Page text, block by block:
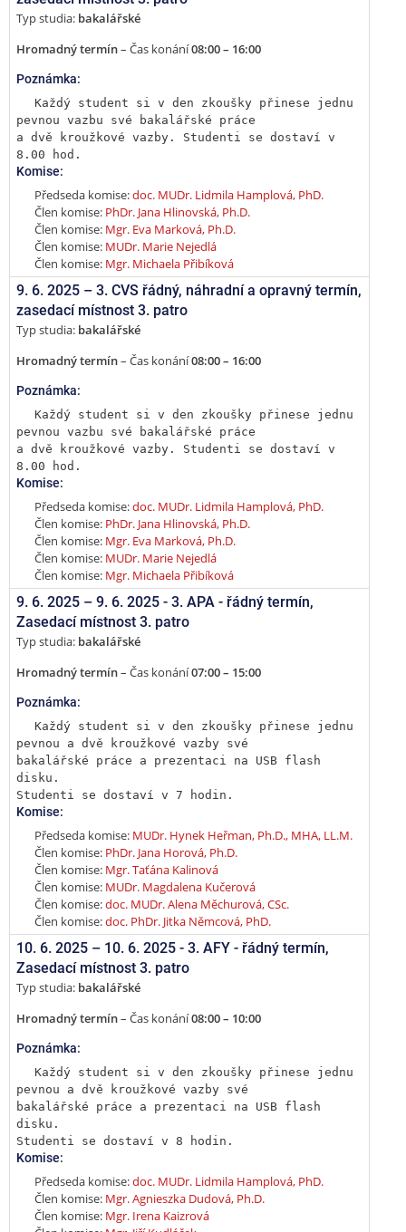
Typ studia: bakalářské
Hromadný termín– Čas konání08:00 – 16:00
Poznámka:
Každý student si v den zkoušky přinese jednu
pevnou vazbu své bakalářské práce
a dvě kroužkové vazby. Studenti se dostaví v
8.00 hod.
Komise:
Předseda komise:doc. MUDr. Lidmila Hamplová, PhD.
Člen komise: PhDr. Jana Hlinovská, Ph.D.
Člen komise: Mgr. Eva Marková, Ph.D.
Člen komise: MUDr. Marie Nejedlá
Člen komise: Mgr. Michaela Přibíková
9. 6. 2025 – 3. CVS řádný, náhradní a opravný termín,
zasedací místnost 3. patro
Typ studia: bakalářské
Hromadný termín– Čas konání08:00 – 16:00
Poznámka:
Každý student si v den zkoušky přinese jednu
pevnou vazbu své bakalářské práce
a dvě kroužkové vazby. Studenti se dostaví v
8.00 hod.
Komise:
Předseda komise:doc. MUDr. Lidmila Hamplová, PhD.
Člen komise: PhDr. Jana Hlinovská, Ph.D.
Člen komise: Mgr. Eva Marková, Ph.D.
Člen komise: MUDr. Marie Nejedlá
Člen komise: Mgr. Michaela Přibíková
9. 6. 2025 – 9. 6. 2025 - 3. APA - řádný termín,
Zasedací místnost 3. patro
Typ studia: bakalářské
Hromadný termín– Čas konání07:00 – 15:00
Poznámka:
Každý student si v den zkoušky přinese jednu
pevnou a dvě kroužkové vazby své
bakalářské práce a prezentaci na USB flash
disku.
Studenti se dostaví v 7 hodin.
Komise:
Předseda komise: MUDr. Hynek Heřman, Ph.D., MHA, LL.M.
Člen komise: PhDr. Jana Horová, Ph.D.
Člen komise: Mgr. Taťána Kalinová
Člen komise: MUDr. Magdalena Kučerová
Člen komise:doc. MUDr. Alena Měchurová, CSc.
Člen komise:doc. PhDr. Jitka Němcová, PhD.
10. 6. 2025 – 10. 6. 2025 - 3. AFY - řádný termín,
Zasedací místnost 3. patro
Typ studia: bakalářské
Hromadný termín– Čas konání08:00 – 10:00
Poznámka:
Každý student si v den zkoušky přinese jednu
pevnou a dvě kroužkové vazby své
bakalářské práce a prezentaci na USB flash
disku.
Studenti se dostaví v 8 hodin.
Komise:
Předseda komise:doc. MUDr. Lidmila Hamplová, PhD.
Člen komise: Mgr. Agnieszka Dudová, Ph.D.
Člen komise: Mgr. Irena Kaizrová